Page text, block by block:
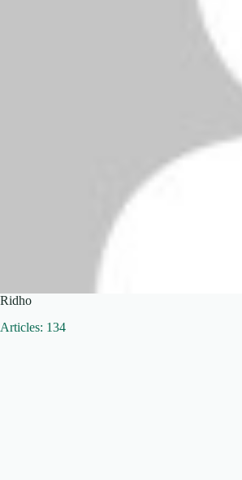
Ridho
Articles: 134